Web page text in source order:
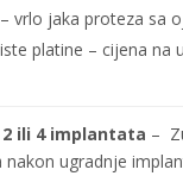
vrlo jaka proteza sa
platine – cijena na
ili 4 implantata –
ugradnje